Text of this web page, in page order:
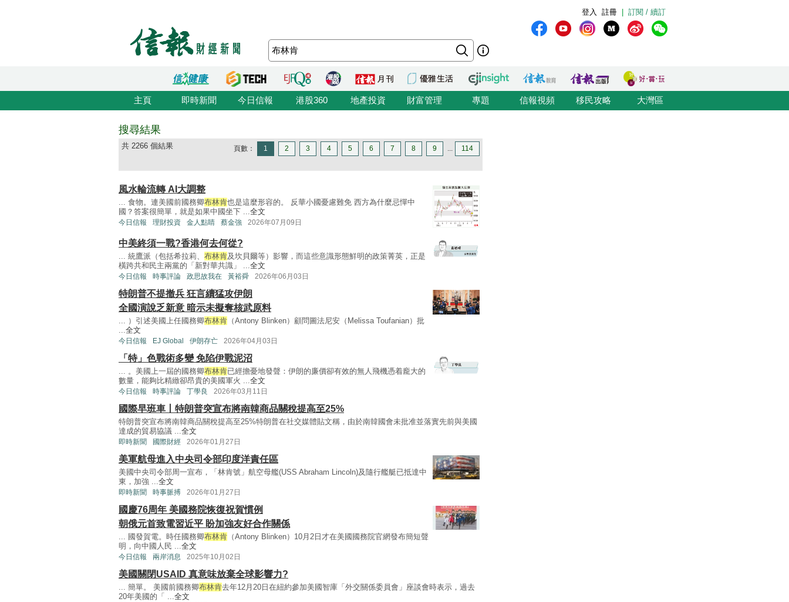
訂閱 / 續訂
註冊
登入
主頁 即時新聞 今日信報 港股360 地產投資 財富管理 專題 信報視頻 移民攻略 大灣區
搜尋結果
共 2266 個結果 頁數： 1 2 3 4 5 6 7 8 9 ... 114
風水輪流轉 AI大調整
... 食物。連美國前國務卿布林肯也是這麼形容的。 反華小國憂慮難免 西方為什麼忌憚中
國？答案很簡單，就是如果中國坐下 ...全文
今日信報 理財投資 金人點睛 蔡金強 2026年07月09日
中美終須一戰?香港何去何從?
... 統鷹派（包括希拉莉、 布林肯及坎貝爾等）影響，而這些意識形態鮮明的政策菁英，正是
橫跨共和民主兩黨的「新對華共識」 ... 全文
今日信報 時事評論 政思故我在 黃裕舜 2026年06月03日
特朗普不提撤兵 狂言續猛攻伊朗
全國演說乏新意 暗示未擬奪核武原料
... ）引述美國上任國務卿布林肯 （Antony Blinken）顧問圖法尼安（Melissa Toufanian）批
全文
今日信報 EJ Global 伊朗存亡 2026年04月03日
「特」色戰術多變 免陷伊戰泥沼
... 。美國上一屆的國務卿布林肯已經擔憂地發聲：伊朗的廉價卻有效的無人飛機憑着龐大的
數量，能夠比精緻卻昂貴的美國軍火 ... 全文
今日信報 時事評論 丁學良 2026年03月11日
國際早班車丨特朗普突宣布將南韓商品關稅提高至25%
特朗普突宣布將南韓商品關稅提高至25%特朗普在社交媒體貼文稱，由於南韓國會未批准並落實先前與美國
達成的貿易協議 ... 全文
即時新聞 國際財經 2026年01月27日
美軍航母進入中央司令部印度洋責任區
美國中央司令部周一宣布，「林肯號」航空母艦(USS Abraham Lincoln)及隨行艦艇已抵達中
東，加強 ... 全文
即時新聞 時事脈搏 2026年01月27日
國慶76周年 美國務院恢復祝賀慣例
朝俄元首致電習近平 盼加強友好合作關係
... 國發賀電。時任國務卿布林肯 （Antony Blinken）10月2日才在美國國務院官網發布簡短聲
明，向中國人民 ... 全文
今日信報 兩岸消息 2025年10月02日
美國關閉USAID 真意味放棄全球影響力?
... 簡單。 美國前國務卿布林肯去年12月20日在紐約參加美國智庫「外交關係委員會」座談會時表示，過去
20年美國的「 ... 全文